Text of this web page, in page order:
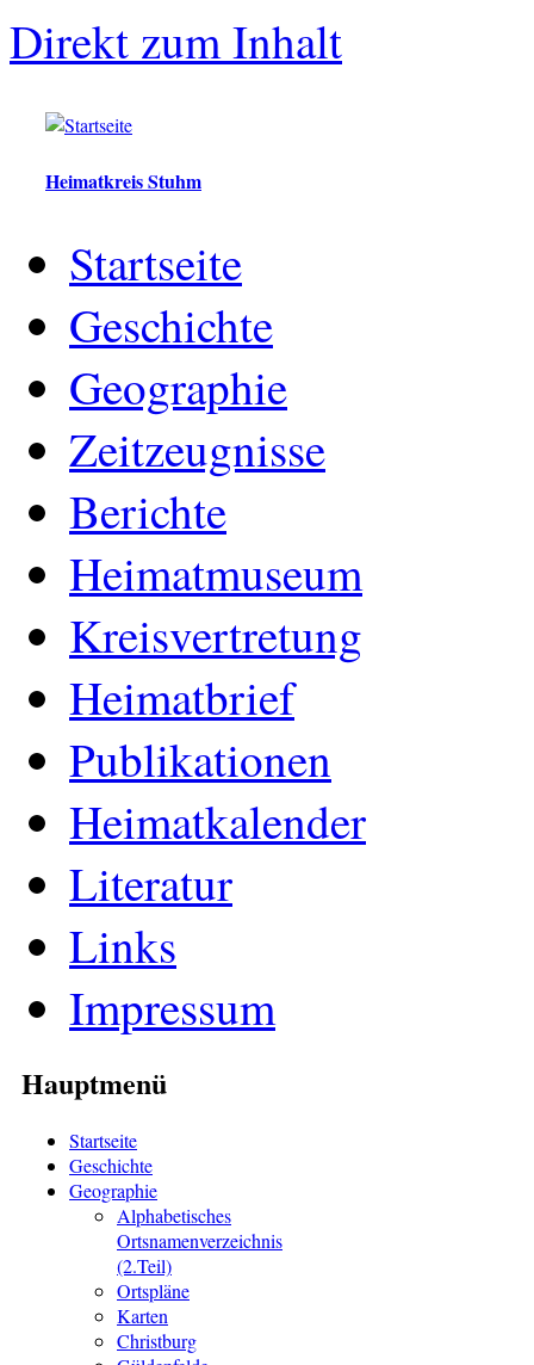
Direkt zum Inhalt
Heimatkreis Stuhm
Startseite
Geschichte
Geographie
Zeitzeugnisse
Berichte
Heimatmuseum
Kreisvertretung
Heimatbrief
Publikationen
Heimatkalender
Literatur
Links
Impressum
Hauptmenü
Startseite
Geschichte
Geographie
Alphabetisches
Ortsnamenverzeichnis
(2.Teil)
Ortspläne
Karten
Christburg